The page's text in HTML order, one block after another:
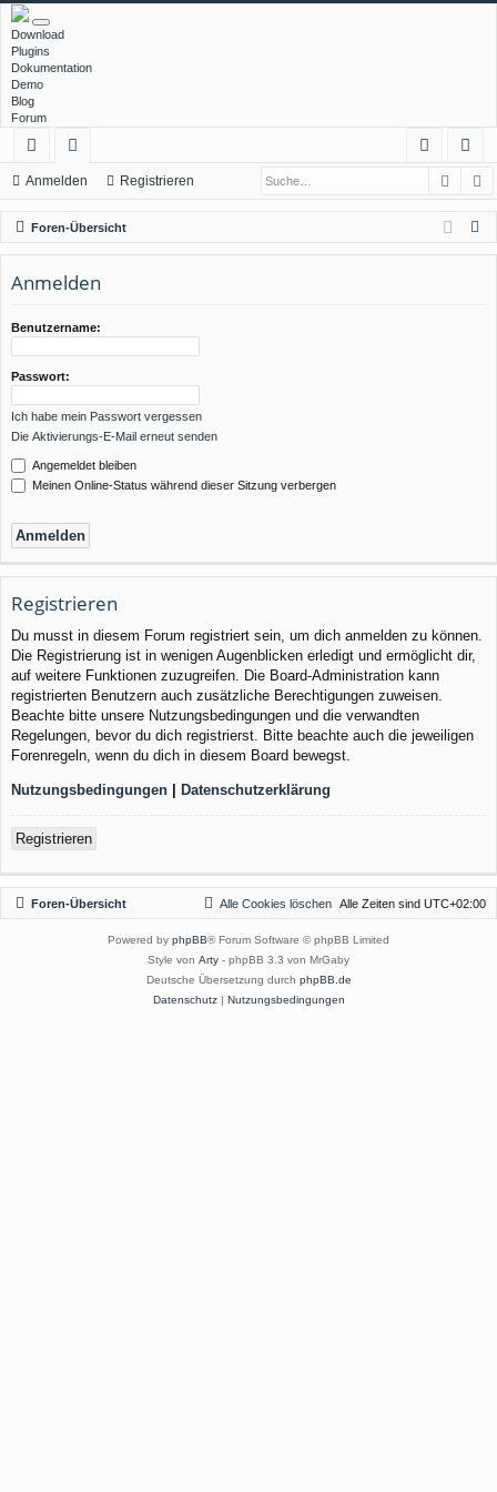
Download
Plugins
Dokumentation
Demo
Blog
Forum
ch
ne
llz
ug
f
or
en
m
el
ist
rie
Anmelden Registrieren
Foren-Übersicht
Anmelden
Benutzername:
Passwort:
Ich habe mein Passwort vergessen
Die Aktivierungs-E-Mail erneut senden
Angemeldet bleiben
Meinen Online-Status während dieser Sitzung verbergen
Registrieren
Du musst in diesem Forum registriert sein, um dich anmelden zu können.
Die Registrierung ist in wenigen Augenblicken erledigt und ermöglicht dir,
auf weitere Funktionen zuzugreifen. Die Board-Administration kann
registrierten Benutzern auch zusätzliche Berechtigungen zuweisen.
Beachte bitte unsere Nutzungsbedingungen und die verwandten
Regelungen, bevor du dich registrierst. Bitte beachte auch die jeweiligen
Forenregeln, wenn du dich in diesem Board bewegst.
Nutzungsbedingungen | Datenschutzerklärung
Registrieren
Foren-Übersicht Alle Zeiten sind UTC+02:00
Alle Cookies löschen
Powered by phpBB® Forum Software © phpBB Limited
Style von Arty - phpBB 3.3 von MrGaby
Deutsche Übersetzung durch phpBB.de
Datenschutz| Nutzungsbedingungen